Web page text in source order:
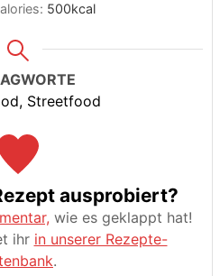
500kcal
Streetfood
ausprobiert?
wie es geklappt hat!
ihr in unserer Rezepte-
.